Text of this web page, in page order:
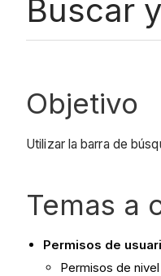
Buscar
Objetivo
Utilizar la barra de
Temas a
Permisos de
Permisos de